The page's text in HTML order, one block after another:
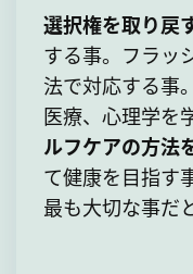
選択権を取り戻
する事。フラッ
法で対応する事
医療、心理学を
ルフケアの方法
て健康を目指す
最も大切な事だ